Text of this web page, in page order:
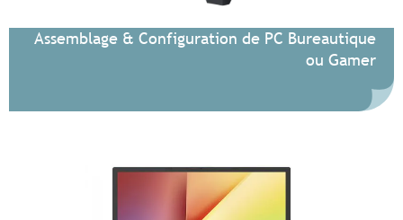
Assemblage & Configuration de PC Bureautique
ou Gamer